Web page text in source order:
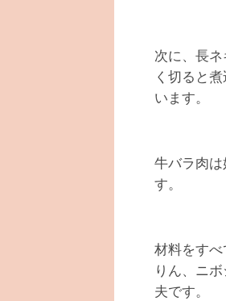
次に、長
く切ると
います。
牛バラ肉
す。
材料をす
りん、ニ
夫です。